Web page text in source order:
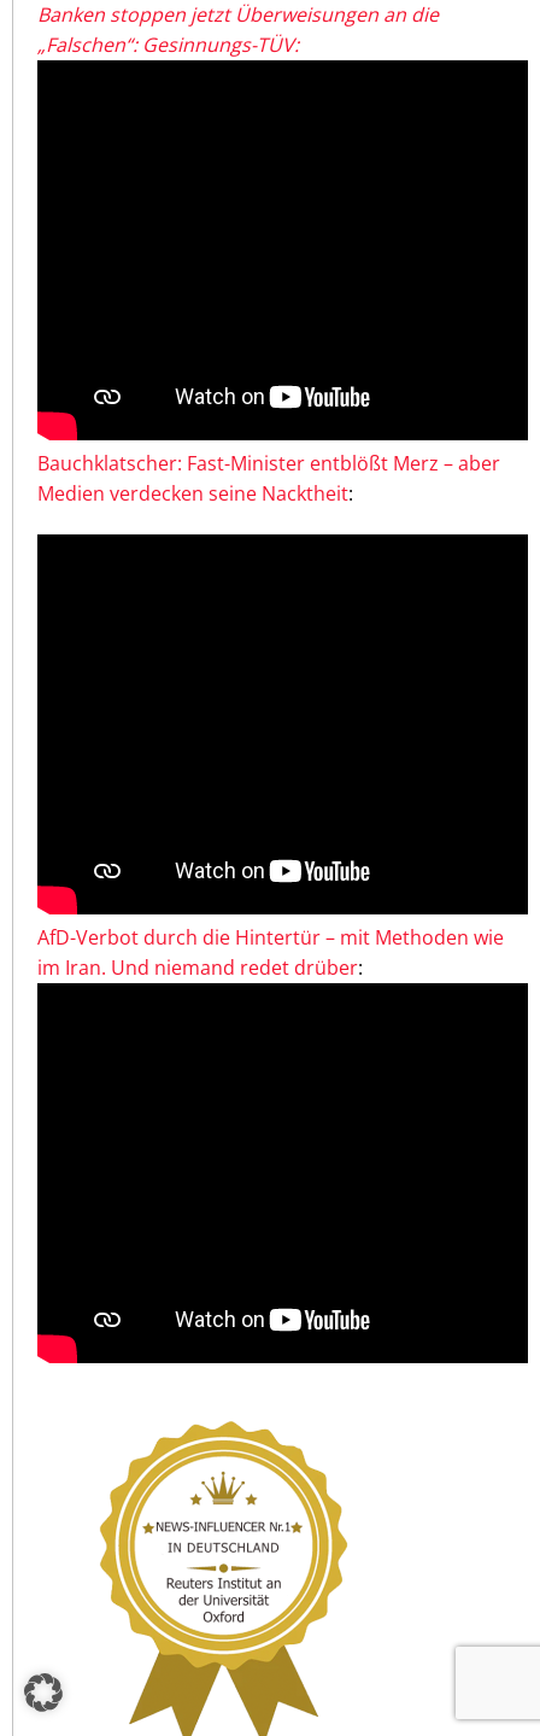
Banken stoppen jetzt Überweisungen an die
„Falschen“: Gesinnungs-TÜV:
Bauchklatscher: Fast-Minister entblößt Merz – aber
Medien verdecken seine Nacktheit:
AfD-Verbot durch die Hintertür – mit Methoden wie
im Iran. Und niemand redet drüber: